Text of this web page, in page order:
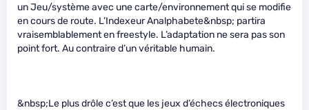
un Jeu/système avec une carte/environnement qui se modifie
en cours de route. L’Indexeur Analphabete&nbsp; partira
vraisemblablement en freestyle. L’adaptation ne sera pas son
point fort. Au contraire d’un véritable humain.
&nbsp;Le plus drôle c’est que les jeux d’échecs électroniques